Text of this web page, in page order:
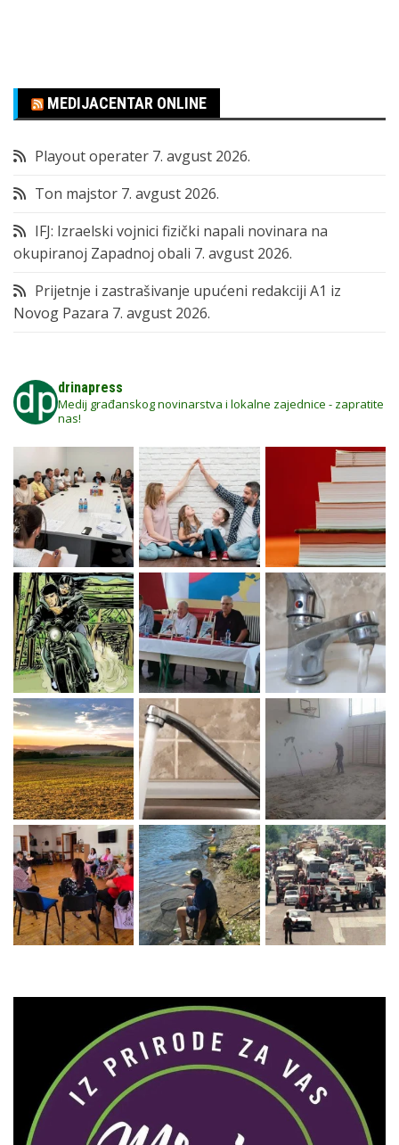
MEDIJACENTAR ONLINE
Playout operater 7. avgust 2026.
Ton majstor 7. avgust 2026.
IFJ: Izraelski vojnici fizički napali novinara na
okupiranoj Zapadnoj obali 7. avgust 2026.
Prijetnje i zastrašivanje upućeni redakciji A1 iz
Novog Pazara 7. avgust 2026.
drinapress
Medij građanskog novinarstva i lokalne zajednice - zapratite
nas!